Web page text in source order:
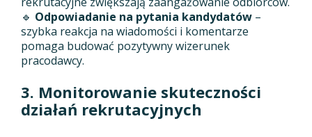
🔹 Odpowiadanie na pytania kandydatów –
szybka reakcja na wiadomości i komentarze
pomaga budować pozytywny wizerunek
pracodawcy.
3. Monitorowanie skuteczności
działań rekrutacyjnych